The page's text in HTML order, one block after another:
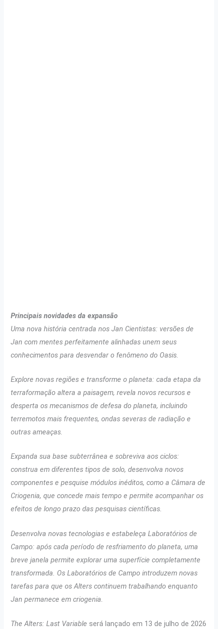
Principais novidades da expansão
Uma nova história centrada nos Jan Cientistas: versões de
Jan com mentes perfeitamente alinhadas unem seus
conhecimentos para desvendar o fenômeno do Oasis.
Explore novas regiões e transforme o planeta: cada etapa da
terraformação altera a paisagem, revela novos recursos e
desperta os mecanismos de defesa do planeta, incluindo
terremotos mais frequentes, ondas severas de radiação e
outras ameaças.
Expanda sua base subterrânea e sobreviva aos ciclos:
construa em diferentes tipos de solo, desenvolva novos
componentes e pesquise módulos inéditos, como a Câmara de
Criogenia, que concede mais tempo e permite acompanhar os
efeitos de longo prazo das pesquisas científicas.
Desenvolva novas tecnologias e estabeleça Laboratórios de
Campo: após cada período de resfriamento do planeta, uma
breve janela permite explorar uma superfície completamente
transformada. Os Laboratórios de Campo introduzem novas
tarefas para que os Alters continuem trabalhando enquanto
Jan permanece em criogenia.
The Alters: Last Variable será lançado em 13 de julho de 2026